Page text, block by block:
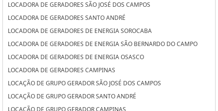
LOCADORA DE GERADORES SÃO JOSÉ DOS CAMPOS
LOCADORA DE GERADORES SANTO ANDRÉ
LOCADORA DE GERADORES DE ENERGIA SOROCABA
LOCADORA DE GERADORES DE ENERGIA SÃO BERNARDO DO CAMPO
LOCADORA DE GERADORES DE ENERGIA OSASCO
LOCADORA DE GERADORES CAMPINAS
LOCAÇÃO DE GRUPO GERADOR SÃO JOSÉ DOS CAMPOS
LOCAÇÃO DE GRUPO GERADOR SANTO ANDRÉ